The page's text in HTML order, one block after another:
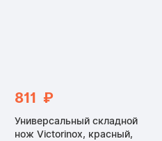
811 ₽
Универсальный складной
нож Victorinox, красный,